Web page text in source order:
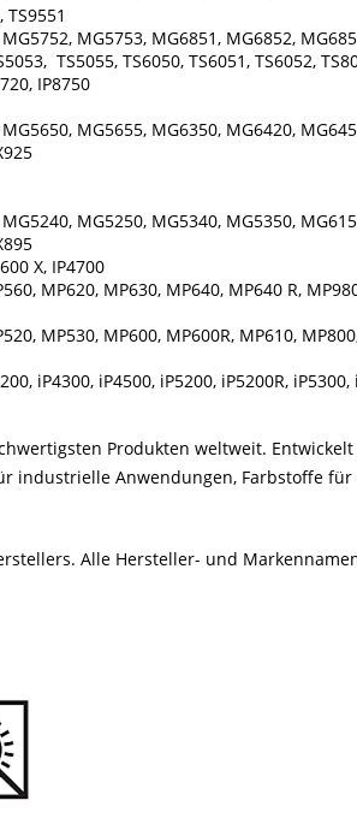
TS9551
MG5753, MG6851, MG6852,
TS5055, TS6050, TS6051, TS6052,
IP8750
MG5655, MG6350, MG6420,
MG5250, MG5340, MG5350,
X, IP4700
MP620, MP630, MP640, MP640 R,
MP530, MP600, MP600R, MP610,
iP4300, iP4500, iP5200, iP5200R,
Produkten weltweit.
industrielle Anwendungen, Farbstoffe
Alle Hersteller- und